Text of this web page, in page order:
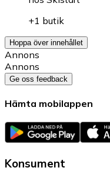
+1 butik
Hoppa över innehållet
Annons
Annons
Ge oss feedback
Hämta mobilappen
Konsument